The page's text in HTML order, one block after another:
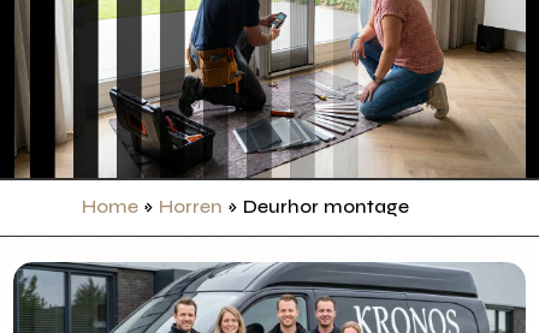
Home » Horren » Deurhor montage